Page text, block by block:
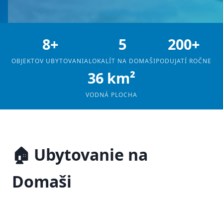
8+
OBJEKTOV UBYTOVANIA
5
LOKALÍT NA DOMAŠI
200+
PODUJATÍ ROČNE
36 km²
VODNÁ PLOCHA
🏠 Ubytovanie na
Domaši